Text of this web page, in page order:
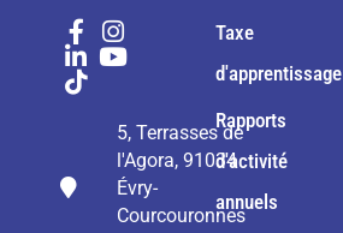
5, Terrasses de
l'Agora, 91034
Évry-
Courcouronnes
Taxe
d'apprentissage
Rapports
d'activité
annuels